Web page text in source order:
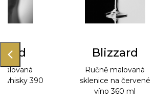
whisky 390
Blizzard
Ručně malovaná
sklenice na červené
víno 360 ml